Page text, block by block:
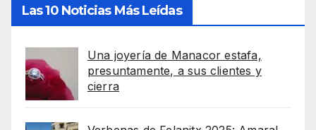
Las 10 Noticias Más Leídas
Una joyería de Manacor estafa,
presuntamente, a sus clientes y
cierra